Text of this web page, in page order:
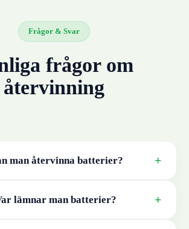
Frågor & Svar
frågor om
återvinning
man återvinna batterier? +
lämnar man batterier? +